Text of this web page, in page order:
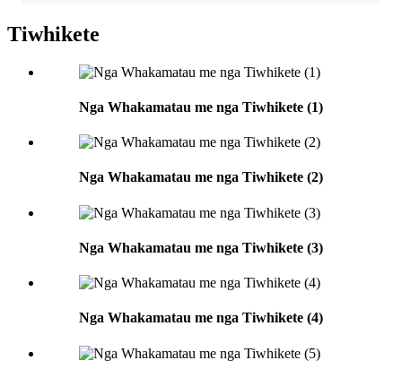
Tiwhikete
Nga Whakamatau me nga Tiwhikete (1)
Nga Whakamatau me nga Tiwhikete (2)
Nga Whakamatau me nga Tiwhikete (3)
Nga Whakamatau me nga Tiwhikete (4)